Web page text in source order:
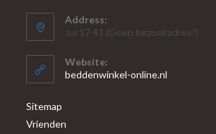
Address:
Jol 17 41 (Geen bezoekadres!)
Website:
beddenwinkel-online.nl
Sitemap
Vrienden